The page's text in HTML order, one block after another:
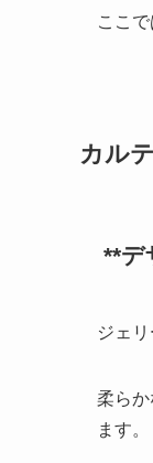
ここ
カル
**デ
ジェ
柔ら
ます。